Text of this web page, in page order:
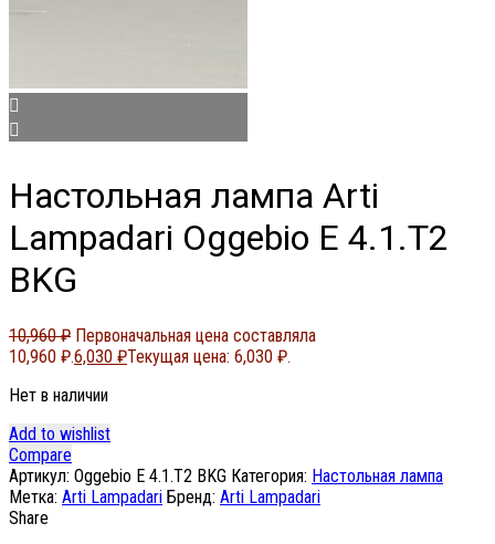
Настольная лампа Arti
Lampadari Oggebio E 4.1.T2
BKG
10,960₽ Первоначальная цена составляла
10,960 ₽.6,030 ₽Текущая цена: 6,030 ₽.
Нет в наличии
Add to wishlist
Compare
Артикул: Oggebio E 4.1.T2 BKG Категория: Настольная лампа
Метка: Arti Lampadari Бренд: Arti Lampadari
Share